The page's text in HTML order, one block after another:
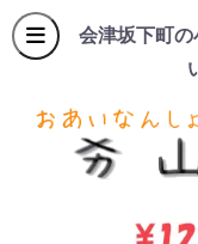
会津坂下町